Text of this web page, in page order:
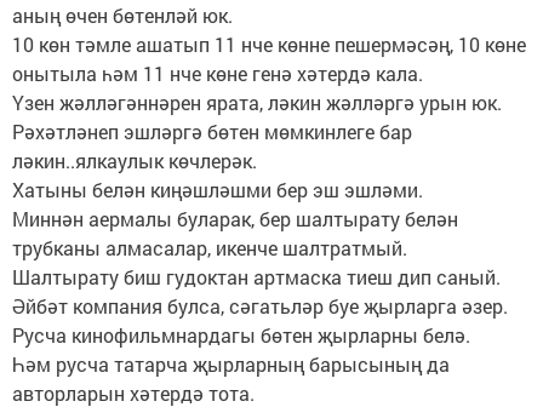
аның өчен бөтенләй юк.
10 көн тәмле ашатып 11 нче көнне пешермәсәң, 10 көне
онытыла һәм 11 нче көне генә хәтердә кала.
Үзен жәлләгәннәрен ярата, ләкин жәлләргә урын юк.
Рәхәтләнеп эшләргә бөтен мөмкинлеге бар
ләкин..ялкаулык көчлерәк.
Хатыны белән киңәшләшми бер эш эшләми.
Миннән аермалы буларак, бер шалтырату белән
трубканы алмасалар, икенче шалтратмый.
Шалтырату биш гудоктан артмаска тиеш дип саный.
Әйбәт компания булса, сәгатьләр буе җырларга әзер.
Русча кинофильмнардагы бөтен җырларны белә.
Һәм русча татарча җырларның барысының да
авторларын хәтердә тота.